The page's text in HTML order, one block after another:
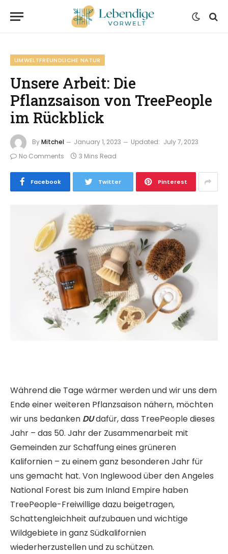
UMWELTFREUNDLICHE NATUR
Unsere Arbeit: Die
Pflanzsaison von TreePeople
im Rückblick
ByMitchel January 1, 2023 Updated: July 7, 2023
No Comments
3 Mins Read
Facebook Twitter Pinterest
Während die Tage wärmer werden und wir uns dem
Ende einer weiteren Pflanzsaison nähern, möchten
wir uns bedanken DUdafür, dass TreePeople dieses
Jahr – das 50. Jahr der Zusammenarbeit mit
Gemeinden zur Schaffung eines grüneren
Kalifornien – zu einem ganz besonderen Jahr für
uns gemacht hat. Von Inglewood über den Angeles
National Forest bis zum Inland Empire haben
TreePeople-Freiwillige dazu beigetragen,
Schattengleichheit aufzubauen und wichtige
Wildgebiete in ganz Südkalifornien
wiederherzustellen und zu schützen.